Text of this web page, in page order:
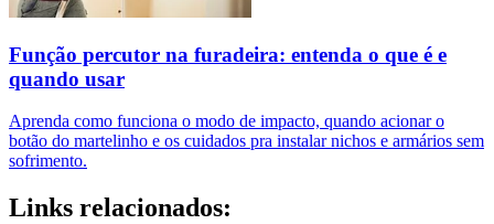
Função percutor na furadeira: entenda o que é e
quando usar
Aprenda como funciona o modo de impacto, quando acionar o
botão do martelinho e os cuidados pra instalar nichos e armários sem
sofrimento.
Links relacionados: